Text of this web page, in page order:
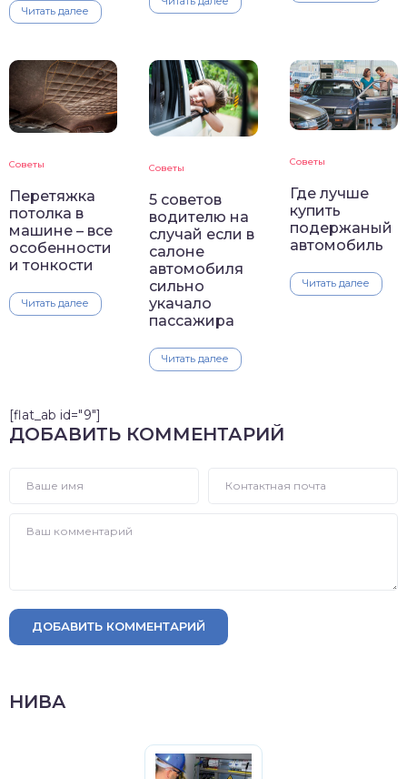
Читать далее
Советы
Перетяжка
потолка в
машине – все
особенности
и тонкости
Читать далее
Советы
5 советов
водителю на
случай если в
салоне
автомобиля
сильно
укачало
пассажира
Читать далее
Советы
Где лучше
купить
подержаный
автомобиль
Читать далее
[flat_ab id="9"]
ДОБАВИТЬ КОММЕНТАРИЙ
ДОБАВИТЬ КОММЕНТАРИЙ
НИВА